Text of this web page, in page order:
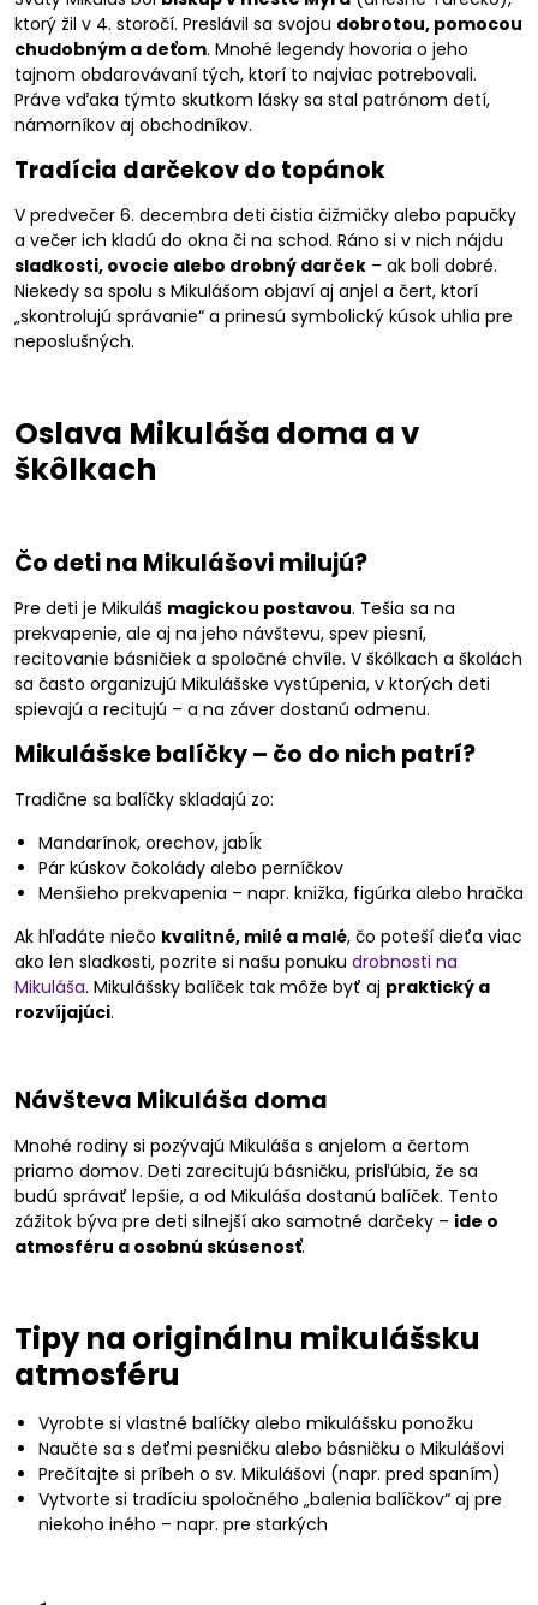
ktorý žil v 4. storočí. Preslávil sa svojou dobrotou, pomocou
chudobným a deťom. Mnohé legendy hovoria o jeho
tajnom obdarovávaní tých, ktorí to najviac potrebovali.
Práve vďaka týmto skutkom lásky sa stal patrónom detí,
námorníkov aj obchodníkov.
Tradícia darčekov do topánok
V predvečer 6. decembra deti čistia čižmičky alebo papučky
a večer ich kladú do okna či na schod. Ráno si v nich nájdu
sladkosti, ovocie alebo drobný darček – ak boli dobré.
Niekedy sa spolu s Mikulášom objaví aj anjel a čert, ktorí
„skontrolujú správanie“ a prinesú symbolický kúsok uhlia pre
neposlušných.
Oslava Mikuláša doma a v
škôlkach
Čo deti na Mikulášovi milujú?
Pre deti je Mikuláš magickou postavou. Tešia sa na
prekvapenie, ale aj na jeho návštevu, spev piesní,
recitovanie básničiek a spoločné chvíle. V škôlkach a školách
sa často organizujú Mikulášske vystúpenia, v ktorých deti
spievajú a recitujú – a na záver dostanú odmenu.
Mikulášske balíčky – čo do nich patrí?
Tradične sa balíčky skladajú zo:
Mandarínok, orechov, jabĺk
Pár kúskov čokolády alebo perníčkov
Menšieho prekvapenia – napr. knižka, figúrka alebo hračka
Ak hľadáte niečo kvalitné, milé a malé, čo poteší dieťa viac
ako len sladkosti, pozrite si našu ponuku drobnosti na
Mikuláša. Mikulášsky balíček tak môže byť aj praktický a
rozvíjajúci.
Návšteva Mikuláša doma
Mnohé rodiny si pozývajú Mikuláša s anjelom a čertom
priamo domov. Deti zarecitujú básničku, prisľúbia, že sa
budú správať lepšie, a od Mikuláša dostanú balíček. Tento
zážitok býva pre deti silnejší ako samotné darčeky – ide o
atmosféru a osobnú skúsenosť.
Tipy na originálnu mikulášsku
atmosféru
Vyrobte si vlastné balíčky alebo mikulášsku ponožku
Naučte sa s deťmi pesničku alebo básničku o Mikulášovi
Prečítajte si príbeh o sv. Mikulášovi (napr. pred spaním)
Vytvorte si tradíciu spoločného „balenia balíčkov“ aj pre
niekoho iného – napr. pre starkých